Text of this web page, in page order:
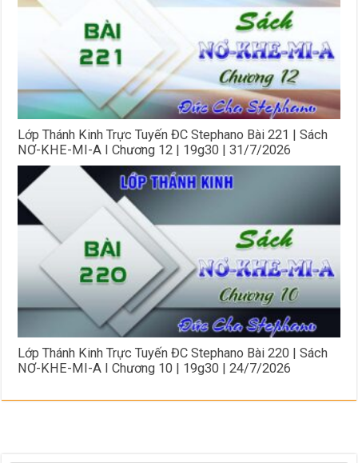
Lớp Thánh Kinh Trực Tuyến ĐC Stephano Bài 221 | Sách
NƠ-KHE-MI-A I Chương 12 | 19g30 | 31/7/2026
Lớp Thánh Kinh Trực Tuyến ĐC Stephano Bài 220 | Sách
NƠ-KHE-MI-A I Chương 10 | 19g30 | 24/7/2026